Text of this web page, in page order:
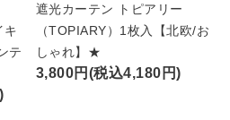
キ
テ
遮光カーテン トピアリー
（TOPIARY）1枚入【北欧/お
しゃれ】★
3,800円(税込4,180円)